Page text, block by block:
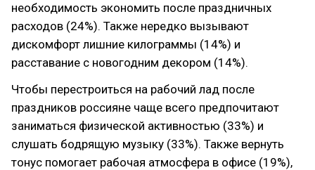
необходимость экономить после праздничных
расходов (24%). Также нередко вызывают
дискомфорт лишние килограммы (14%) и
расставание с новогодним декором (14%).
Чтобы перестроиться на рабочий лад после
праздников россияне чаще всего предпочитают
заниматься физической активностью (33%) и
слушать бодрящую музыку (33%). Также вернуть
тонус помогает рабочая атмосфера в офисе (19%),